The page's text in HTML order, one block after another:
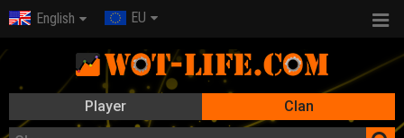
English EU
Player Clan